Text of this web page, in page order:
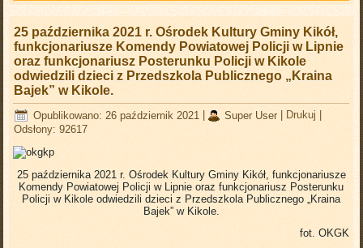
25 października 2021 r. Ośrodek Kultury Gminy Kikół,
funkcjonariusze Komendy Powiatowej Policji w Lipnie
oraz funkcjonariusz Posterunku Policji w Kikole
odwiedzili dzieci z Przedszkola Publicznego „Kraina
Bajek” w Kikole.
Opublikowano: 26 październik 2021 Super User Drukuj
Odsłony: 92617
25 października 2021 r. Ośrodek Kultury Gminy Kikół, funkcjonariusze
Komendy Powiatowej Policji w Lipnie oraz funkcjonariusz Posterunku
Policji w Kikole odwiedzili dzieci z Przedszkola Publicznego „Kraina
Bajek” w Kikole.
fot. OKGK